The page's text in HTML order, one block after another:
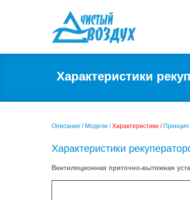
Характеристики
Описание / Модели / Характеристики /
Характеристики
Вентиляционная приточно-вытяжная